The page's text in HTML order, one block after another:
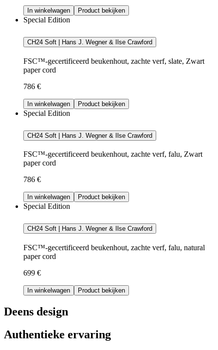
In winkelwagen Product bekijken
Special Edition
CH24 Soft | Hans J. Wegner & Ilse Crawford
FSC™-gecertificeerd beukenhout, zachte verf, slate, Zwart
paper cord
786 €
In winkelwagen Product bekijken
Special Edition
CH24 Soft | Hans J. Wegner & Ilse Crawford
FSC™-gecertificeerd beukenhout, zachte verf, falu, Zwart
paper cord
786 €
In winkelwagen Product bekijken
Special Edition
CH24 Soft | Hans J. Wegner & Ilse Crawford
FSC™-gecertificeerd beukenhout, zachte verf, falu, natural
paper cord
699 €
In winkelwagen Product bekijken
Deens design
Authentieke ervaring